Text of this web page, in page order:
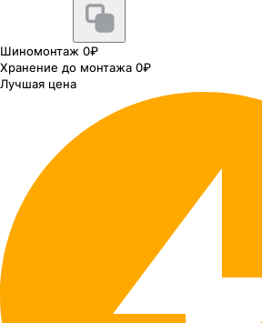
Шиномонтаж 0₽
Хранение до монтажа 0₽
Лучшая цена